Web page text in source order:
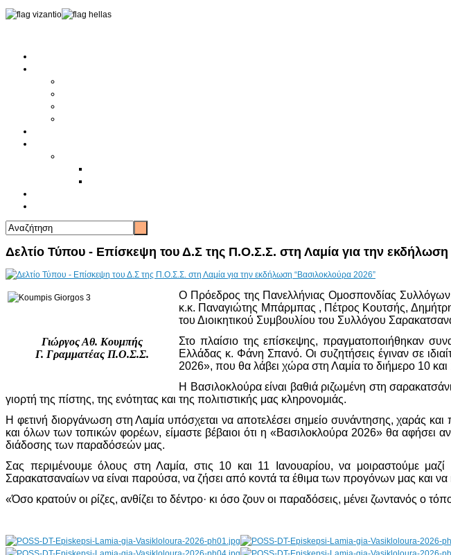
Δελτίο Τύπου - Επίσκεψη του Δ.Σ της Π.Ο.Σ.Σ. στη Λαμία για την
Γιώργος Αθ. Κουμπής
Γ. Γραμματέας Π.Ο.Σ.Σ.
Ο Πρόεδρος της Πανελλήνιας Ομοσπονδίας
κ.κ. Παναγιώτης Μπάρμπας , Πέτρος Κουτσής,
του Διοικητικού Συμβουλίου του Συλλόγου
Στο πλαίσιο της επίσκεψης, πραγματοποιήθηκαν
Ελλάδας κ. Φάνη Σπανό. Οι συζητήσεις έγιναν σε
2026», που θα λάβει χώρα στη Λαμία το διήμερο 10 και
Η Βασιλοκλούρα είναι βαθιά ριζωμένη στη
γιορτή της πίστης, της ενότητας και της πολιτιστικής μας κληρονομιάς.
Η φετινή διοργάνωση στη Λαμία υπόσχεται να αποτελέσει σημείο συνάντησης, χαράς
και όλων των τοπικών φορέων, είμαστε βέβαιοι ότι η «Βασιλοκλούρα 2026» θα αφήσει
διάδοσης των παραδόσεών μας.
Σας περιμένουμε όλους στη Λαμία, στις 10 και 11 Ιανουαρίου, να μοιραστούμε μαζί
Σαρακατσαναίων να είναι παρούσα, να ζήσει από κοντά τα έθιμα των προγόνων μας και
«Όσο κρατούν οι ρίζες, ανθίζει το δέντρο· κι όσο ζουν οι παραδόσεις, μένει ζωντανός ο